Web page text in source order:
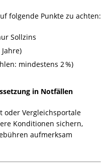
folgende Punkte zu achten:
Sollzins
mindestens 2 %)
in Notfällen
oder Vergleichsportale
Konditionen sichern,
aufmerksam